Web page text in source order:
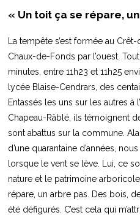
« Un toit ça se répare,
La tempête s’est formée au
Chaux-de-Fonds par l’ouest.
minutes, entre 11h23 et 11h25
lycée Blaise-Cendrars, des
Entassés les uns sur les autres à
Chapeau-Râblé, ils témoignent
sont abattus sur la commune.
d’une quarantaine d’années,
lorsque le vent se lève. Lui, ce
nature et le patrimoine
répare, un arbre pas. Des bois,
été défigurés. C’est cela qui